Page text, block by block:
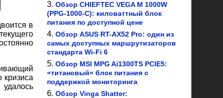
в
кризиса
Обзор CHIEFTEC VEGA M 1000W
(PPG-1000-C): киловаттный блок
питания по доступной цене
Обзор ASUS RT-AX52 Pro: один из
самых доступных маршрутизаторов
стандарта Wi-Fi 6
Обзор MSI MPG Ai1300TS PCIE5:
«титановый» блок питания с
поддержкой мониторинга
Обзор Vinga Shatter: